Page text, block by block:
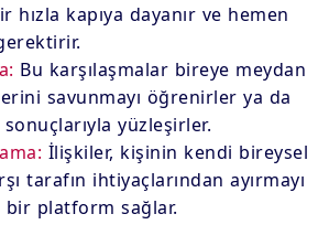
hızla kapıya dayanır ve hemen
Bu karşılaşmalar bireye meydan
savunmayı öğrenirler ya da
yüzleşirler.
İlişkiler, kişinin kendi bireysel
tarafın ihtiyaçlarından ayırmayı
platform sağlar.